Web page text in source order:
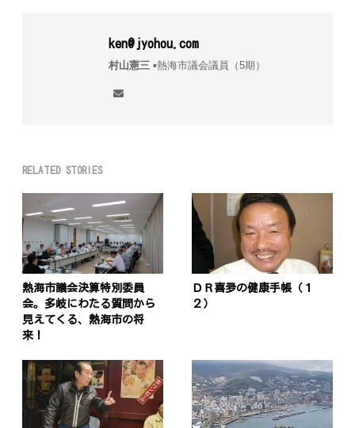
ken@jyohou.com
村山憲三▪︎熱海市議会議員（5期）
RELATED STORIES
熱海市議会決算特別委員
会。多岐にわたる質問から
見えてくる、熱海市の将
来！
ＤＲ喜夛の健康手帳（１
２）